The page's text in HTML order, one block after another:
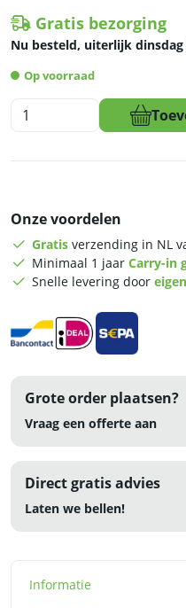
Gratis bezorging
Nu besteld, uiterlijk
Op voorraad
HCB
Dubbele
30
liter
aardgas
aantal
Onze voordelen
Gratis verzending in NL
Minimaal 1 jaar Carry-in
Snelle levering door
Grote order plaatsen?
Vraag een offerte aan
Direct gratis advies
Laten we bellen!
Informatie